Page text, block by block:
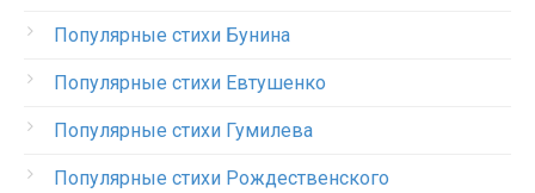
Популярные стихи Бунина
Популярные стихи Евтушенко
Популярные стихи Гумилева
Популярные стихи Рождественского